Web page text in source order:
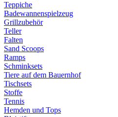
Teppiche
Badewannenspielzeug
Grillzubehör
Teller
Falten
Sand Scoops
Ramps
Schminksets
Tiere auf dem Bauernhof
Tischsets
Stoffe
Tennis
Hemden und Tops